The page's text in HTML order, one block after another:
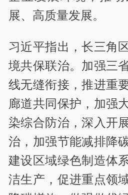
展、高质量发展。
习近平指出，长三角
境共保联治。加强三
线无缝衔接，推进重
廊道共同保护，加强
染综合防治，深入开
治，加强节能减排降
建设区域绿色制造体
洁生产，促进重点领